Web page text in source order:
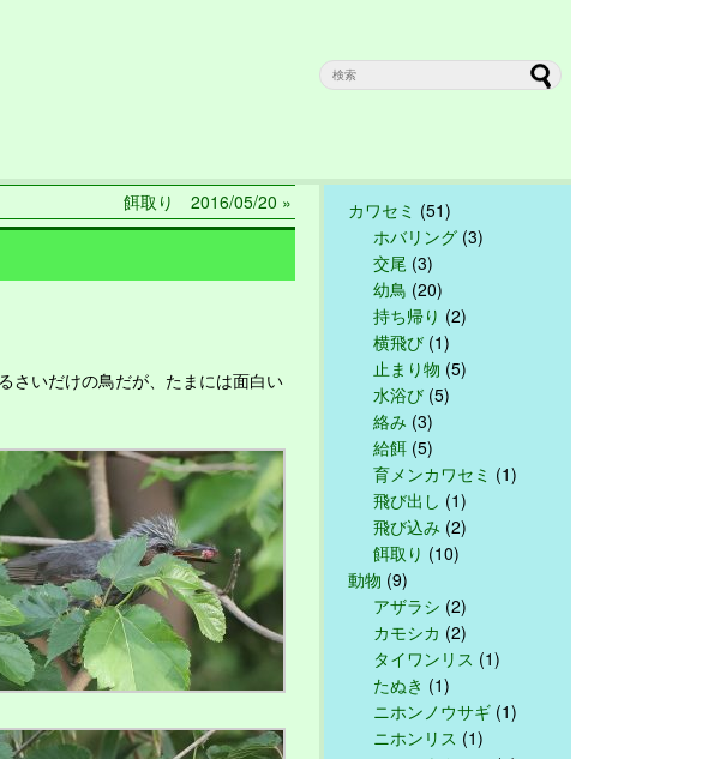
餌取り 2016/05/20 »
さいだけの鳥だが、たまには面白い
カワセミ (51)
ホバリング (3)
交尾 (3)
幼鳥 (20)
持ち帰り (2)
横飛び (1)
止まり物 (5)
水浴び (5)
絡み (3)
給餌 (5)
育メンカワセミ (1)
飛び出し (1)
飛び込み (2)
餌取り (10)
動物 (9)
アザラシ (2)
カモシカ (2)
タイワンリス (1)
たぬき (1)
ニホンノウサギ (1)
ニホンリス (1)